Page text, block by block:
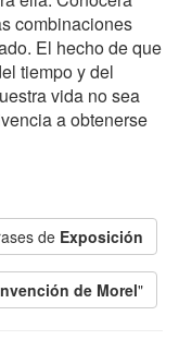
combinaciones
El hecho de que
tiempo y del
vida no sea
a obtenerse
de Exposición
de Morel"